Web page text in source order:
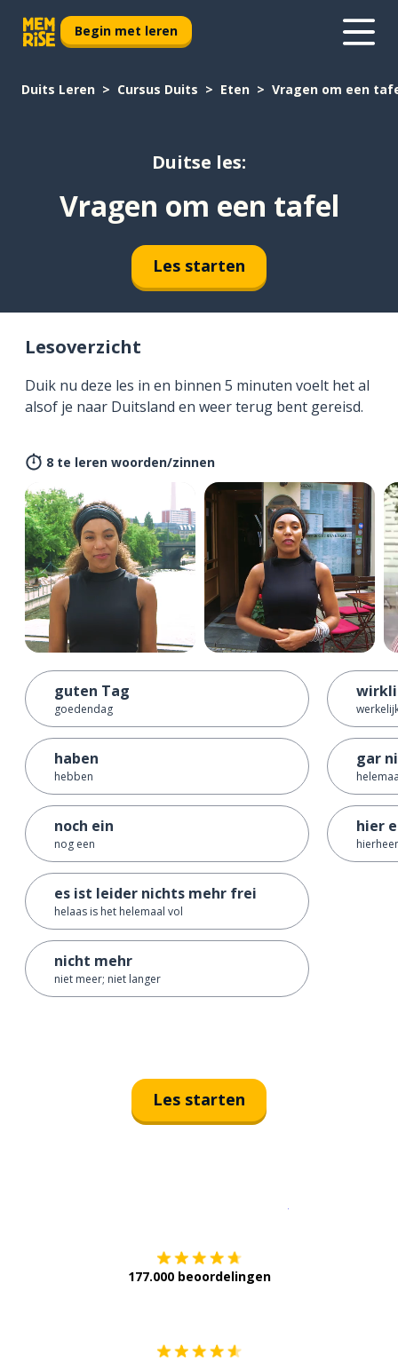
Begin met leren
Duits Leren Cursus Duits Eten Vragen om een
Duitse les:
Vragen om een tafel
Les starten
Lesoverzicht
Duik nu deze les in en binnen 5 minuten voelt het al
alsof je naar Duitsland en weer terug bent gereisd.
8 te leren woorden/zinnen
guten Tag
goedendag
haben
hebben
noch ein
nog een
es ist leider nichts mehr frei
helaas is het helemaal vol
nicht mehr
niet meer; niet langer
gar
hier
Les starten
177.000 beoordelingen